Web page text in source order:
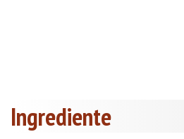
Ingrediente